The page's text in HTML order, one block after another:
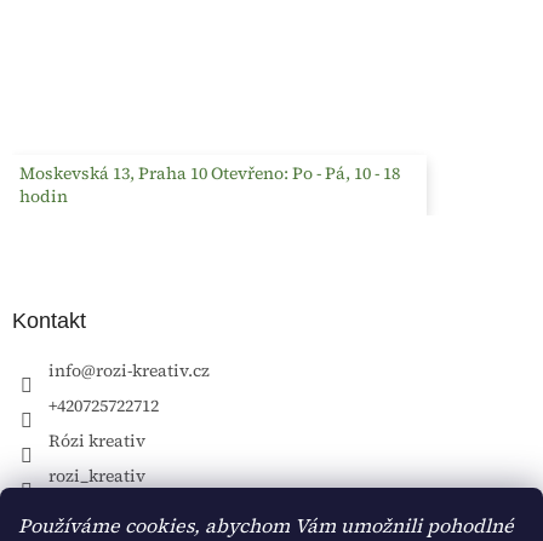
Používáme cookies, abychom Vám umožnili pohodlné
Moskevská 13, Praha 10 Otevřeno: Po - Pá, 10 - 18
hodin
Kontakt
info@rozi-kreativ.cz
+420725722712
Rózi kreativ
rozi_kreativ